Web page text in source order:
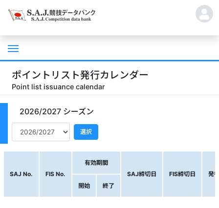
ポイントリスト発行カレンダー
Point list issuance calendar
2026/2027 シーズン
選択
SAJ No. FIS No.
有効期間
SAJ締切日
FIS締切日
発
開始
終了